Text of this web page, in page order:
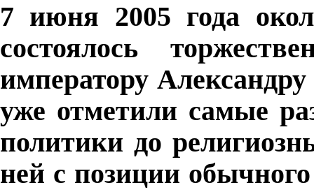
7 июня 2005 года
состоялось
императору
уже отметили самые
политики до
ней с позиции